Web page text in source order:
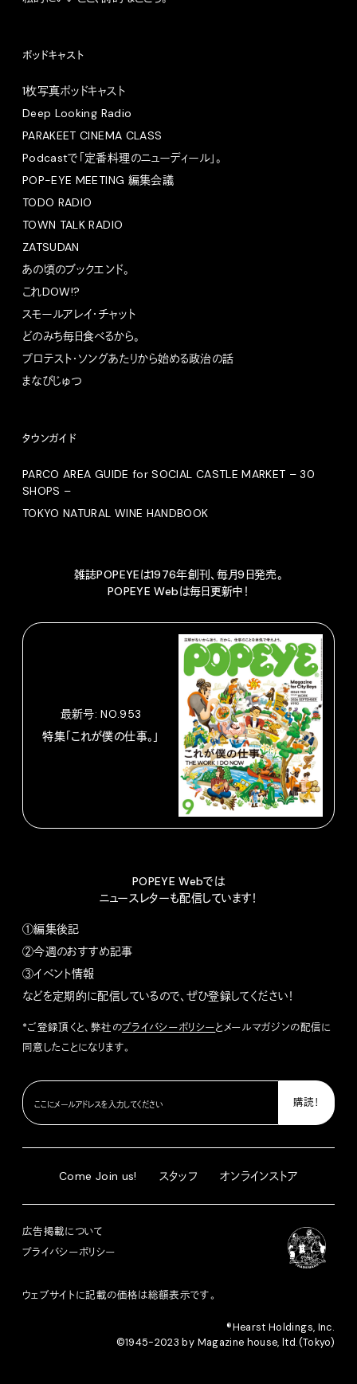
ポッドキャスト
1枚写真ポッドキャスト
Deep Looking Radio
PARAKEET CINEMA CLASS
Podcastで「定番料理のニューディール」。
POP-EYE MEETING 編集会議
TODO RADIO
TOWN TALK RADIO
ZATSUDAN
あの頃のブックエンド。
これDOW!?
スモールアレイ・チャット
どのみち毎日食べるから。
プロテスト・ソングあたりから始める政治の話
まなびじゅつ
タウンガイド
PARCO AREA GUIDE for SOCIAL CASTLE MARKET – 30
SHOPS –
TOKYO NATURAL WINE HANDBOOK
雑誌POPEYEは1976年創刊、毎月9日発売。
POPEYE Webは毎日更新中！
最新号: NO.953
特集「これが僕の仕事。」
POPEYE Webでは
ニュースレターも配信しています！
①編集後記
②今週のおすすめ記事
③イベント情報
などを定期的に配信しているので、ぜひ登録してください！
*ご登録頂くと、弊社のプライバシーポリシーとメールマガジンの配信に
同意したことになります。
Come Join us! スタッフ オンラインストア
広告掲載について
プライバシーポリシー
ウェブサイトに記載の価格は総額表示です。
®︎Hearst Holdings, Inc.
©1945-2023 by Magazine house, ltd.(Tokyo)